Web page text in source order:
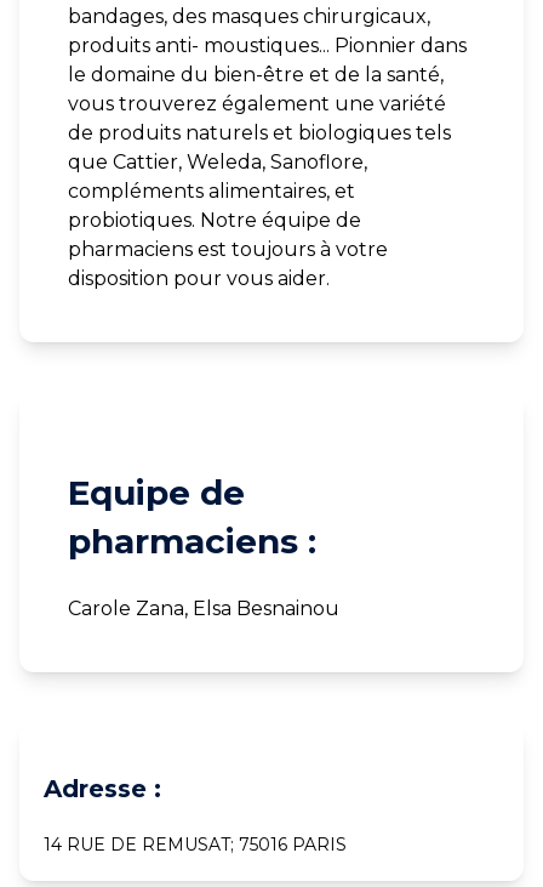
bandages, des masques chirurgicaux,
produits anti- moustiques... Pionnier dans
le domaine du bien-être et de la santé,
vous trouverez également une variété
de produits naturels et biologiques tels
que Cattier, Weleda, Sanoflore,
compléments alimentaires, et
probiotiques. Notre équipe de
pharmaciens est toujours à votre
disposition pour vous aider.
Equipe de
pharmaciens :
Carole Zana, Elsa Besnainou
Adresse :
14 RUE DE REMUSAT; 75016 PARIS